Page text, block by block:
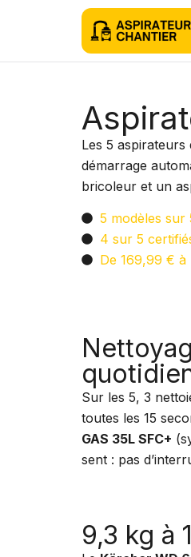
Les 5
démarrage
bricoleur et un
5 modèles
4 sur 5
De 169,99 €
Sur les 5, 3
toutes les 15
GAS 35L SFC+
sent : pas
9,3 kg à